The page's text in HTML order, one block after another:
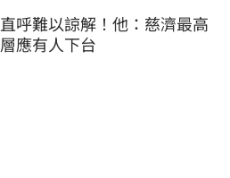
直呼難以諒解！他：慈濟最高
層應有人下台